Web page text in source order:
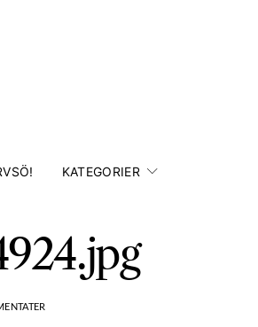
KATEGORIER